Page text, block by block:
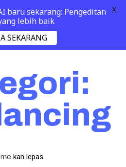
kan lepas
baru sekarang: Pengeditan
lebih baik
SEKARANG
X